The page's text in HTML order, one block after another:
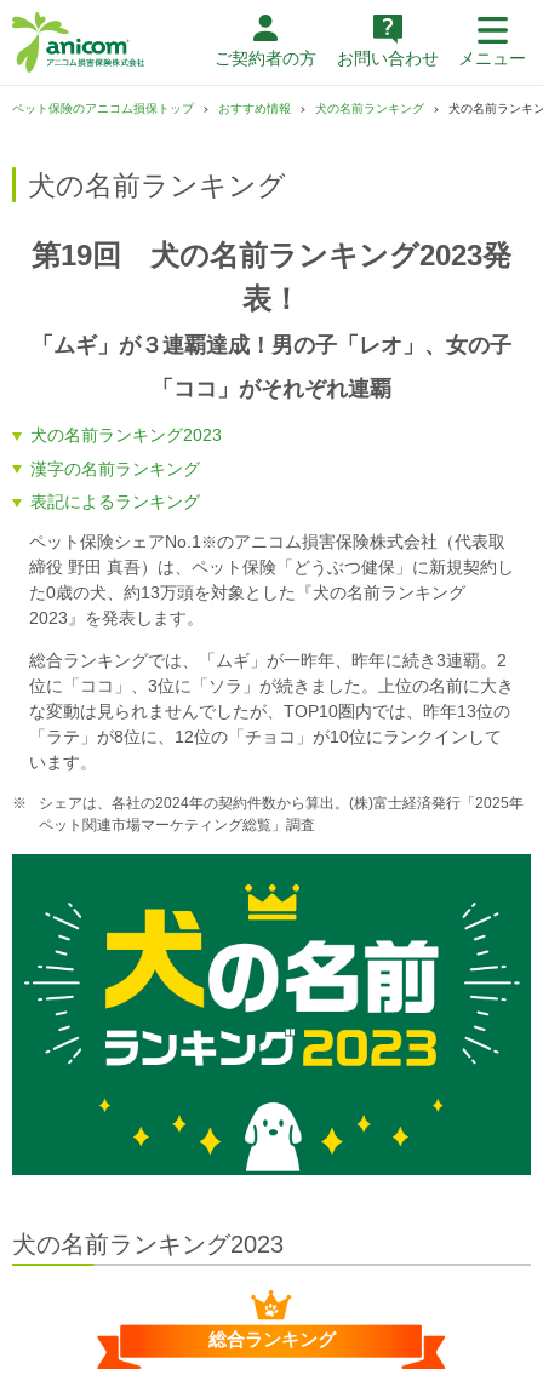
ご契約者の方 お問い合わせ メニュー
ペット保険のアニコム損保トップ おすすめ情報 犬の名前ランキング 犬の名前ランキ
犬の名前ランキング
第19回 犬の名前ランキング2023発
表！
「ムギ」が３連覇達成！男の子「レオ」、女の子
「ココ」がそれぞれ連覇
犬の名前ランキング2023
漢字の名前ランキング
表記によるランキング
ペット保険シェアNo.1 ※のアニコム損害保険株式会社（代表取
締役 野田 真吾）は、ペット保険「どうぶつ健保」に新規契約し
た0歳の犬、約13万頭を対象とした『犬の名前ランキング
2023』を発表します。
総合ランキングでは、「ムギ」が一昨年、昨年に続き3連覇。2
位に「ココ」、3位に「ソラ」が続きました。上位の名前に大き
な変動は見られませんでしたが、TOP10圏内では、昨年13位の
「ラテ」が8位に、12位の「チョコ」が10位にランクインして
います。
※
シェアは、各社の2024年の契約件数から算出。(株)富士経済発行「2025年
ペット関連市場マーケティング総覧」調査
犬の名前ランキング2023
総合ランキング